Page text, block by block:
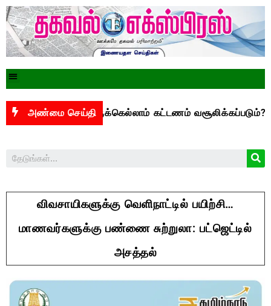
அண்மை செய்தி
யாருக்கெல்லாம் கட்டணம் வசூலிக்கப்படும்? –
விவசாயிகளுக்கு வெளிநாட்டில் பயிற்சி…
மாணவர்களுக்கு பண்ணை சுற்றுலா: பட்ஜெட்டில்
அசத்தல்